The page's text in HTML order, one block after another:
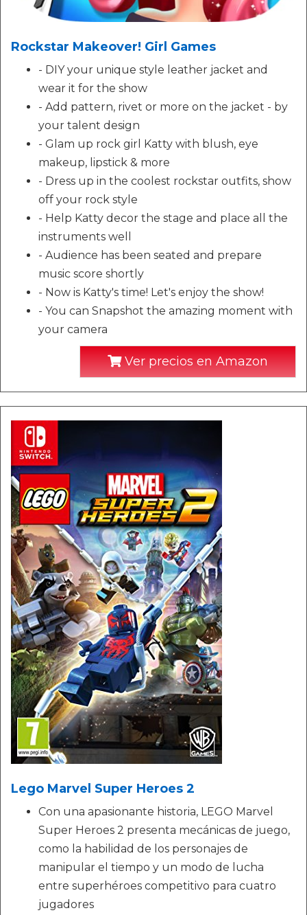
Rockstar Makeover! Girl Games
- DIY your unique style leather jacket and
wear it for the show
- Add pattern, rivet or more on the jacket - by
your talent design
- Glam up rock girl Katty with blush, eye
makeup, lipstick & more
- Dress up in the coolest rockstar outfits, show
off your rock style
- Help Katty decor the stage and place all the
instruments well
- Audience has been seated and prepare
music score shortly
- Now is Katty's time! Let's enjoy the show!
- You can Snapshot the amazing moment with
your camera
Ver precios en Amazon
Lego Marvel Super Heroes 2
Con una apasionante historia, LEGO Marvel
Super Heroes 2 presenta mecánicas de juego,
como la habilidad de los personajes de
manipular el tiempo y un modo de lucha
entre superhéroes competitivo para cuatro
jugadores